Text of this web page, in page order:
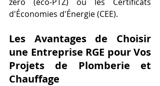
d'Économies d'Énergie (CEE).
Les Avantages de Choisir
une Entreprise RGE pour Vos
Projets de Plomberie et
Chauffage